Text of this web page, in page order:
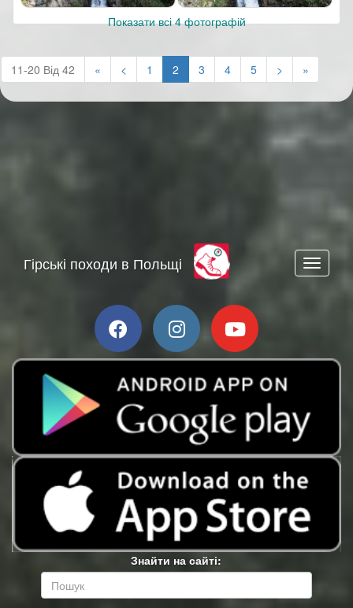
Показати всі 4 фотографій
11-20 Від 42 « < 1 2 (current)
3 4 5 > »
Toggle
Гірські походи в Польщі
Знайти на сайті: